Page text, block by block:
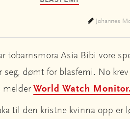
Johannes
tobarnsmora Asia Bibi vore
seg, dømt for blasfemi. No
melder World Watch Monitor.
til den kristne kvinna opp er